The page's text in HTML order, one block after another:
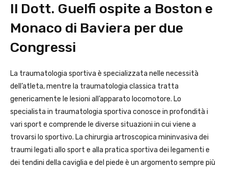
Il Dott. Guelfi ospite a Boston e
Monaco di Baviera per due
Congressi
La traumatologia sportiva è specializzata nelle necessità
dell’atleta, mentre la traumatologia classica tratta
genericamente le lesioni all’apparato locomotore. Lo
specialista in traumatologia sportiva conosce in profondità i
vari sport e comprende le diverse situazioni in cui viene a
trovarsi lo sportivo. La chirurgia artroscopica mininvasiva dei
traumi legati allo sport e alla pratica sportiva dei legamenti e
dei tendini della caviglia e del piede è un argomento sempre più